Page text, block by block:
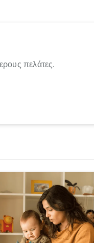
πελάτες.